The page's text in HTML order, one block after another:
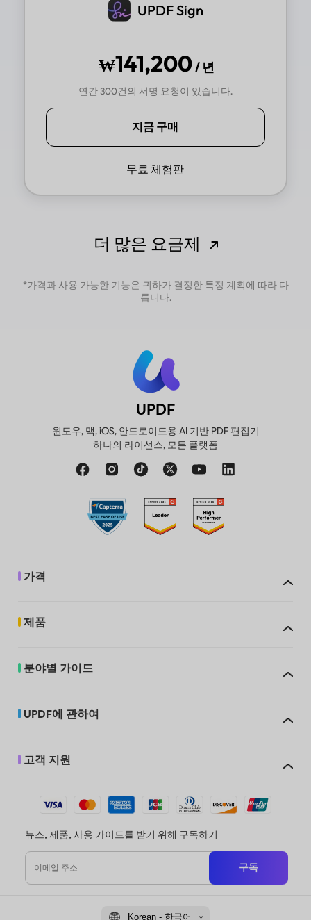
UPDF Sign
₩141,200/ 년
연간 300건의 서명 요청이 있습니다.
지금 구매
무료 체험판
더 많은 요금제
*가격과 사용 가능한 기능은 귀하가 결정한 특정 계획에 따라 다
릅니다.
UPDF
윈도우, 맥, iOS, 안드로이드용 AI 기반 PDF 편집기
하나의 라이선스, 모든 플랫폼
가격
제품
분야별 가이드
UPDF에 관하여
고객 지원
뉴스, 제품, 사용 가이드를 받기 위해 구독하기
구독
Korean - 한국어